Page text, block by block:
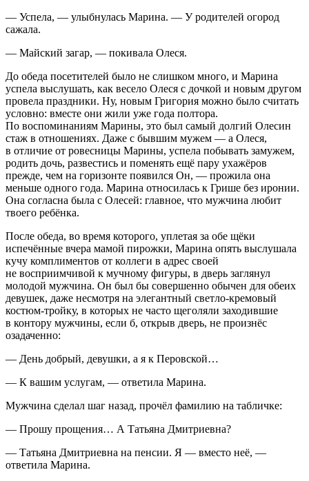
— Успела, — улыбнулась Марина. — У родителей огород
сажала.
— Майский загар, — покивала Олеся.
До обеда посетителей было не слишком много, и Марина
успела выслушать, как весело Олеся с дочкой и новым другом
провела праздники. Ну, новым Григория можно было считать
условно: вместе они жили уже года полтора.
По воспоминаниям Марины, это был самый долгий Олесин
стаж в отношениях. Даже с бывшим мужем — а Олеся,
в отличие от ровесницы Марины, успела побывать замужем,
родить дочь, развестись и поменять ещё пару ухажёров
прежде, чем на горизонте появился Он, — прожила она
меньше одного года. Марина относилась к Грише без иронии.
Она согласна была с Олесей: главное, что мужчина любит
твоего ребёнка.
После обеда, во время которого, уплетая за обе щёки
испечённые вчера мамой пирожки, Марина опять выслушала
кучу комплиментов от коллеги в адрес своей
не восприимчивой к мучному фигуры, в дверь заглянул
молодой мужчина. Он был бы совершенно обычен для обеих
девушек, даже несмотря на элегантный светло-кремовый
костюм-тройку, в которых не часто щеголяли заходившие
в контору мужчины, если б, открыв дверь, не произнёс
озадаченно:
— День добрый, девушки, а я к Перовской…
— К вашим услугам, — ответила Марина.
Мужчина сделал шаг назад, прочёл фамилию на табличке:
— Прошу прощения… А Татьяна Дмитриевна?
— Татьяна Дмитриевна на пенсии. Я — вместо неё, —
ответила Марина.